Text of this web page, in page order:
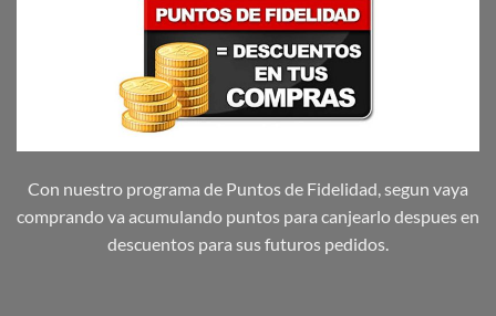
Con nuestro programa de Puntos de Fidelidad, segun vaya
comprando va acumulando puntos para canjearlo despues en
descuentos para sus futuros pedidos.